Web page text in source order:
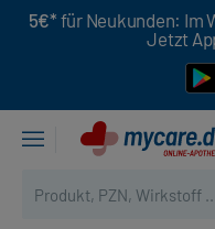
5€* für Neukunden: Im
Jetzt